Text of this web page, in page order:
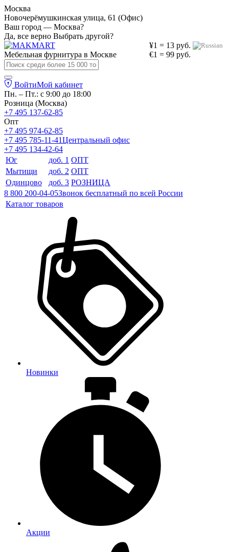
Москва
Новочерёмушкинская улица, 61 (Офис)
Ваш город — Москва?
Да, все верно Выбрать другой?
¥1 = 13 руб.
€1 = 99 руб.
Мебельная фурнитура в Москве
ВойтиМой кабинет
Пн. – Пт.: с 9:00 до 18:00
Розница (Москва)
+7 495 137-62-85
Опт
+7 495 974-62-85
+7 495 785-11-41Центральный офис
+7 495 134-42-64
Юг
доб. 1 ОПТ
Мытищи
доб. 2 ОПТ
Одинцово
доб. 3 РОЗНИЦА
8 800 200-04-05Звонок бесплатный по всей России
Каталог товаров
Новинки
Акции